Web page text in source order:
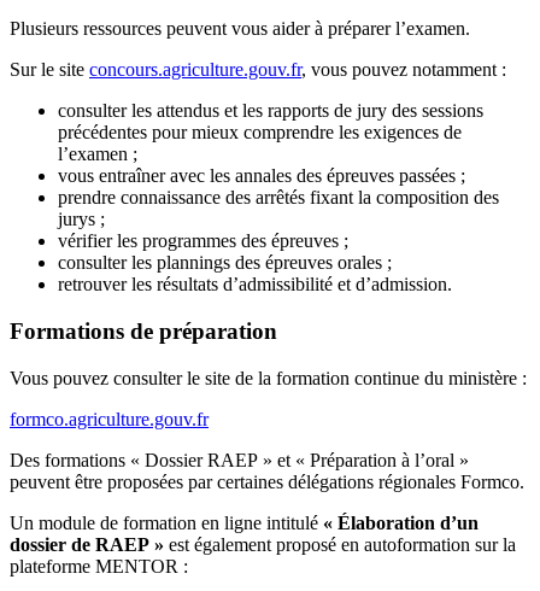
Plusieurs ressources peuvent vous aider à préparer l’examen.
Sur le site concours.agriculture.gouv.fr, vous pouvez notamment :
consulter les attendus et les rapports de jury des sessions
précédentes pour mieux comprendre les exigences de
l’examen ;
vous entraîner avec les annales des épreuves passées ;
prendre connaissance des arrêtés fixant la composition des
jurys ;
vérifier les programmes des épreuves ;
consulter les plannings des épreuves orales ;
retrouver les résultats d’admissibilité et d’admission.
Formations de préparation
Vous pouvez consulter le site de la formation continue du ministère :
formco.agriculture.gouv.fr
Des formations « Dossier RAEP » et « Préparation à l’oral »
peuvent être proposées par certaines délégations régionales Formco.
Un module de formation en ligne intitulé « Élaboration d’un
dossier de RAEP » est également proposé en autoformation sur la
plateforme MENTOR :